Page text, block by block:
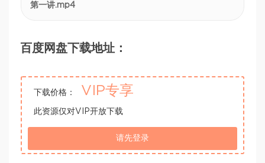
第一讲.mp4
百度网盘下载地址：
下载价格： VIP专享
此资源仅对VIP开放下载
请先登录